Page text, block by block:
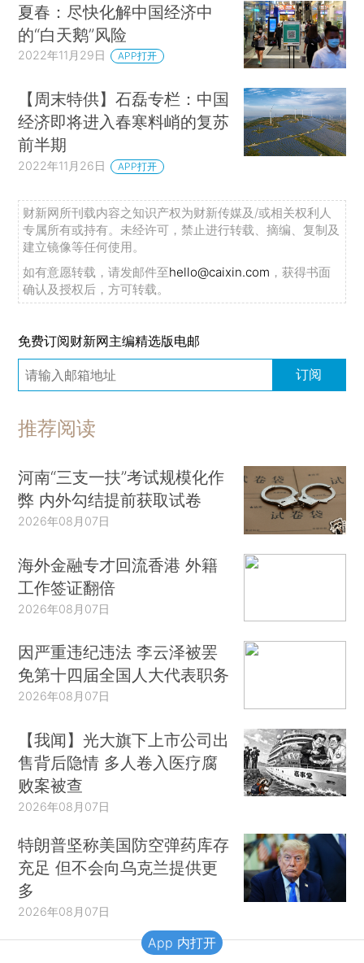
夏春：尽快化解中国经济中
的“白天鹅”风险
2022年11月29日 APP打开
【周末特供】石磊专栏：中国
经济即将进入春寒料峭的复苏
前半期
2022年11月26日 APP打开
财新网所刊载内容之知识产权为财新传媒及/或相关权利人
专属所有或持有。未经许可，禁止进行转载、摘编、复制及
建立镜像等任何使用。
如有意愿转载，请发邮件至hello@caixin.com ，获得书面
确认及授权后，方可转载。
免费订阅财新网主编精选版电邮
订阅
推荐阅读
河南“三支一扶”考试规模化作
弊 内外勾结提前获取试卷
2026年08月07日
海外金融专才回流香港 外籍
工作签证翻倍
2026年08月07日
因严重违纪违法 李云泽被罢
免第十四届全国人大代表职务
2026年08月07日
【我闻】光大旗下上市公司出
售背后隐情 多人卷入医疗腐
败案被查
2026年08月07日
特朗普坚称美国防空弹药库存
充足 但不会向乌克兰提供更
多
2026年08月07日
App 内打开